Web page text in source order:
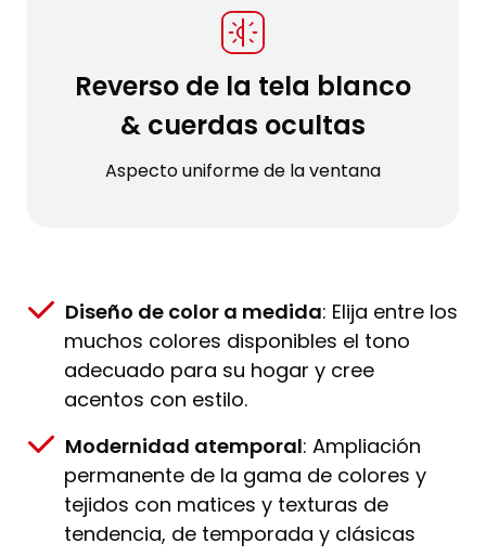
Reverso de la tela blanco
& cuerdas ocultas
Aspecto uniforme de la ventana
Diseño de color a medida: Elija entre los
muchos colores disponibles el tono
adecuado para su hogar y cree
acentos con estilo.
Modernidad atemporal: Ampliación
permanente de la gama de colores y
tejidos con matices y texturas de
tendencia, de temporada y clásicas